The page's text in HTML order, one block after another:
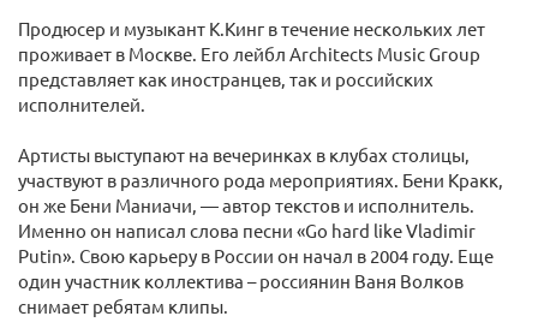
Продюсер и музыкант К.Кинг в течение нескольких лет
проживает в Москве. Его лейбл Architects Music Group
представляет как иностранцев, так и российских
исполнителей.
Артисты выступают на вечеринках в клубах столицы,
участвуют в различного рода мероприятиях. Бени Кракк,
он же Бени Маниачи, — автор текстов и исполнитель.
Именно он написал слова песни «Go hard like Vladimir
Putin». Свою карьеру в России он начал в 2004 году. Еще
один участник коллектива – россиянин Ваня Волков
снимает ребятам клипы.